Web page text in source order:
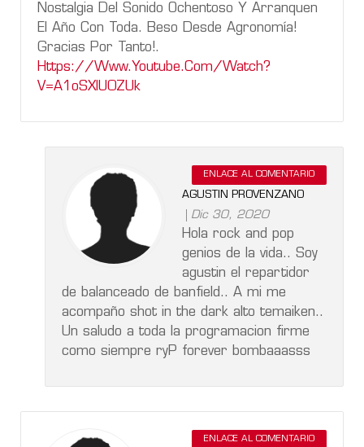
Nostalgia Del Sonido Ochentoso Y Arranquen
El Año Con Toda. Beso Desde Agronomía!
Gracias Por Tanto!.
Https://Www.Youtube.Com/Watch?
V=A1oSXlU0ZUk
ENLACE AL COMENTARIO
AGUSTIN PROVENZANO
Dic 30, 2020
Hola rock and pop
genios de la vida.. Soy
agustin el repartidor
de balanceado de banfield.. A mi me
acompaño shot in the dark alto temaiken..
Un saludo a toda la programacion firme
como siempre ryP forever bombaaasss
ENLACE AL COMENTARIO